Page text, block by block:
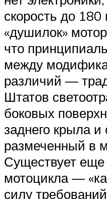
скорость до 180
«душилок»
что
между
различий —
Штатов
боковых
заднего крыла и
размеченный в
Существует еще
мотоцикла —
силу